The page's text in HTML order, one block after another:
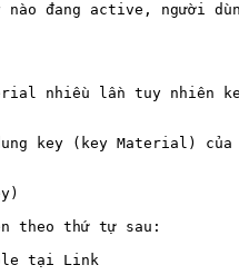
đang active, người
nhiều lần tuy nhiên
key (key Material)
theo thứ tự sau:
tại Link